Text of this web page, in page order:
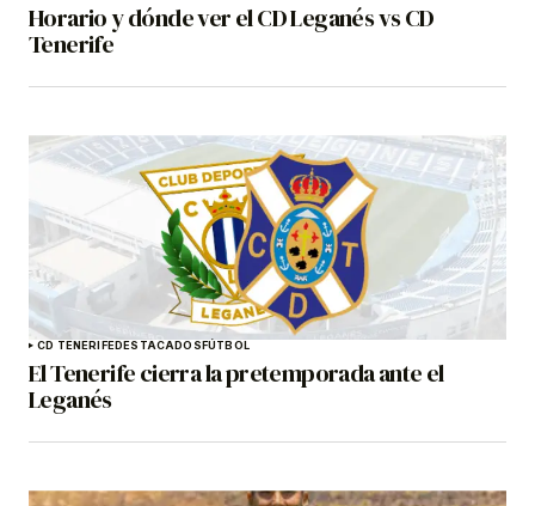
Horario y dónde ver el CD Leganés vs CD
Tenerife
CD TENERIFEDESTACADOSFÚTBOL
El Tenerife cierra la pretemporada ante el
Leganés